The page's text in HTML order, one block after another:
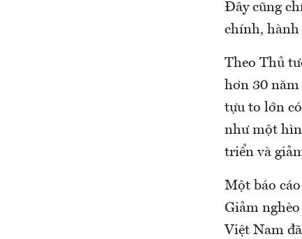
Đây cũng
chính, hành
Theo Thủ
hơn 30
tựu to lớn
như một
triển và
Một báo
Giảm
Việt Nam